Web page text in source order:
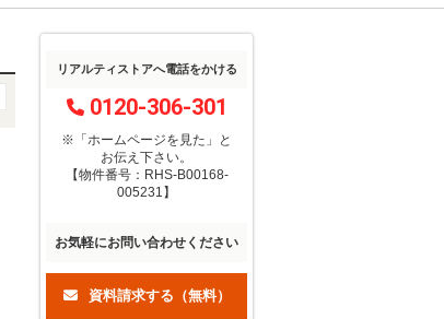
リアルティストアへ電話をかける
0120-306-301
※「ホームページを見た」
と
お伝え下さい。
【物件番号：RHS-B00168-
005231】
お気軽にお問い合わせください
資料請求する（無料）